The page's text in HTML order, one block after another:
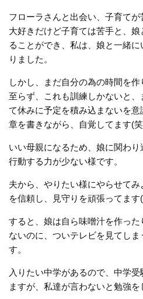
フローラさんと出会い、子育て
大好きだけど子育ては苦手と、娘
ることができ、私は、娘と一緒
りました。
しかし、まだ自分の為の時間を
至らず、これも訓練しかないと
て休みに予定を積み込まないを
章を書きながら、自覚してます(
いい母親になるため、娘に関わ
行動する力が少ない様です。
夫から、やりたい様にやらせて
を信頼し、見守りを頑張ってます
すると、娘は自ら味噌汁を作っ
ないのに、ついテレビを見てし
す。
入りたい中学があるので、中学
ますが、私達が言わないと勉強を